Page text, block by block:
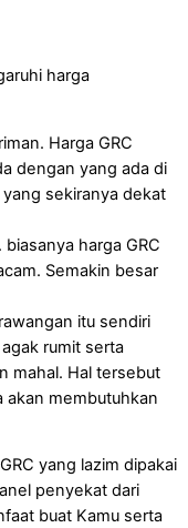
harga
Harga GRC
dengan yang ada di
sekiranya dekat
harga GRC
Semakin besar
itu sendiri
rumit serta
mahal. Hal tersebut
akan membutuhkan
yang lazim dipakai
penyekat dari
buat Kamu serta